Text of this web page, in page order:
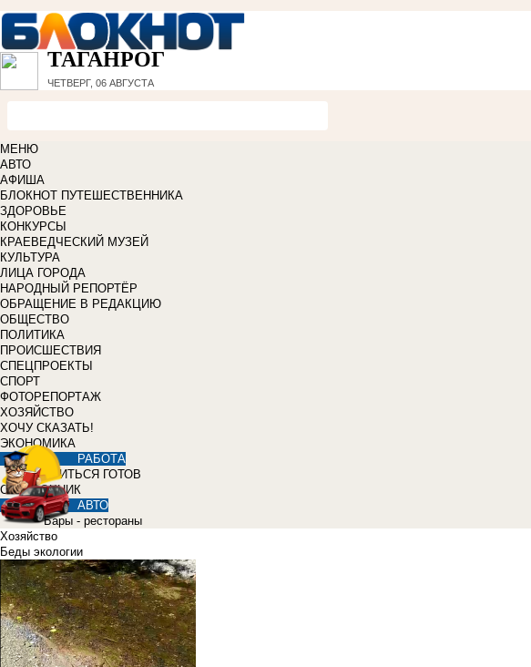
ТАГАНРОГ
ЧЕТВЕРГ, 06 АВГУСТА
МЕНЮ
АВТО
АФИША
БЛОКНОТ ПУТЕШЕСТВЕННИКА
ЗДОРОВЬЕ
КОНКУРСЫ
КРАЕВЕДЧЕСКИЙ МУЗЕЙ
КУЛЬТУРА
ЛИЦА ГОРОДА
НАРОДНЫЙ РЕПОРТЁР
ОБРАЩЕНИЕ В РЕДАКЦИЮ
ОБЩЕСТВО
ПОЛИТИКА
ПРОИСШЕСТВИЯ
СПЕЦПРОЕКТЫ
СПОРТ
ФОТОРЕПОРТАЖ
ХОЗЯЙСТВО
ХОЧУ СКАЗАТЬ!
ЭКОНОМИКА
РАБОТА
УЧИТЬСЯ ГОТОВ
СПРАВОЧНИК
АВТО
Бары - рестораны
Хозяйство
Беды экологии